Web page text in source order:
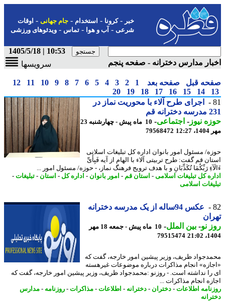
-کرونا-استخدام- جام جهانی-اوقات
شرعی-آب و هوا-تماس-ویدئوهای ورزشی
10:53 | 1405/5/18
مدارس دخترانه - صفحه پنجم
سرویسها
قبل صفحه بعد 1
2
3
4
5
6
7
8
9
10
11
12
14
15
16
17
18
19
20
اجرای طرح آلاء با محوریت نماز در
نیوز-اجتماعی-
10 ماه پیش - چهارشنبه 23
79568472
مسئول امور بانوان اداره کل تبلیغات اسلانی
قم گفت: طرح تربیتی آلاء با الهام از آیه فَبِأَیِّ
رَبِّکُمَا تُکَذِّبَانِ و با هدف ترویج فرهنگ نماز، - حوزه/ مسئول امور ...
کل تبلیغات اسلامی-استان قم-امور بانوان- اداره کل-استان-تبلیغات-
اسلامی
عکس 94ساله از یک مدرسه دخترانه
نو- بین الملل-
10 ماه پیش - جمعه 18 مهر
79515474
ظریف، وزیر پیشین امور خارجه، گفت که
انجام مذاکرات درباره موضوعات غیرهسته
نداشته است. - روزنو :محمدجواد ظریف، وزیر پیشین امور خارجه، گفت که
انجام مذاکرات ...
اطلاعات-دختران- دخترانه- اطلاعات-مذاکرات- روزنامه -مدارس